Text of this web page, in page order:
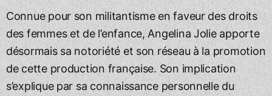
Connue pour son militantisme en faveur des droits
des femmes et de l’enfance, Angelina Jolie apporte
désormais sa notoriété et son réseau à la promotion
de cette production française. Son implication
s’explique par sa connaissance personnelle du